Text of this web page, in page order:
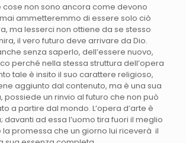
cose non sono ancora come devono
ammetteremmo di essere solo ciò
ma lesserci non ottiene da se stesso
il vero futuro deve arrivare da Dio.
senza saperlo, dell’essere nuovo,
perché nella stessa struttura dell’opera
tale è insito il suo carattere religioso,
aggiunto dal contenuto, ma è una sua
possiede un rinvio al futuro che non può
a partire dal mondo. L’opera d’arte è
ad essa l’uomo tira fuori il meglio
la promessa che un giorno lui riceverà il